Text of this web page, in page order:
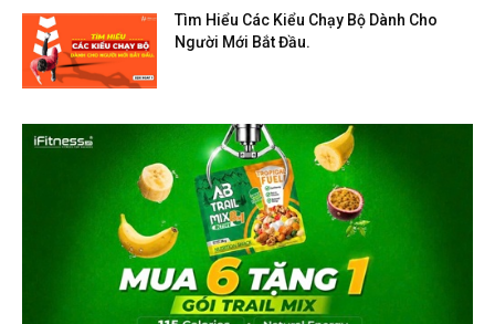
Tìm Hiểu Các Kiểu Chạy Bộ Dành Cho
Người Mới Bắt Đầu.